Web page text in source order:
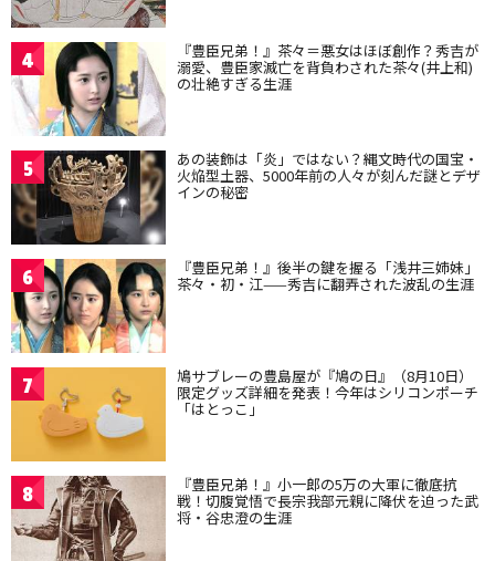
4 『豊臣兄弟！』茶々＝悪女はほぼ創作？秀吉が
溺愛、豊臣家滅亡を背負わされた茶々(井上和)
の壮絶すぎる生涯
5 あの装飾は「炎」ではない？縄文時代の国宝・
火焔型土器、5000年前の人々が刻んだ謎とデザ
インの秘密
6 『豊臣兄弟！』後半の鍵を握る「浅井三姉妹」
茶々・初・江——秀吉に翻弄された波乱の生涯
7 鳩サブレーの豊島屋が『鳩の日』（8月10日）
限定グッズ詳細を発表！今年はシリコンポーチ
「はとっこ」
8 『豊臣兄弟！』小一郎の5万の大軍に徹底抗
戦！切腹覚悟で長宗我部元親に降伏を迫った武
将・谷忠澄の生涯